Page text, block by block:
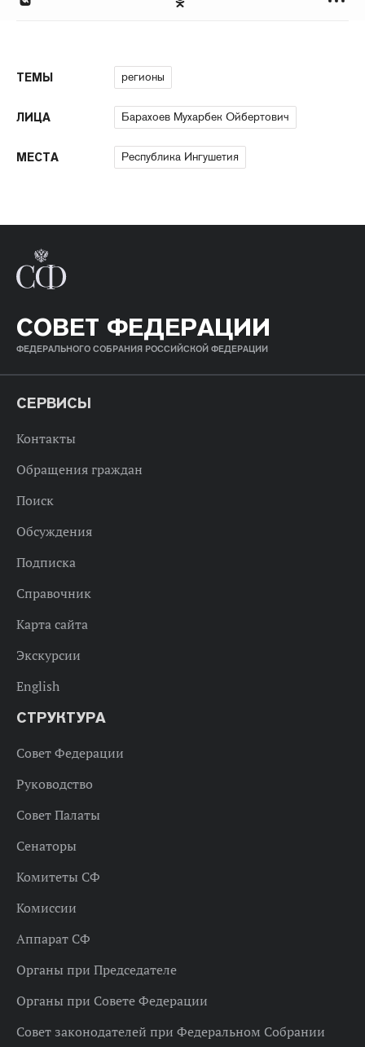
ТЕМЫ регионы
ЛИЦА Барахоев Мухарбек Ойбертович
МЕСТА Республика Ингушетия
СОВЕТ ФЕДЕРАЦИИ
ФЕДЕРАЛЬНОГО СОБРАНИЯ РОССИЙСКОЙ ФЕДЕРАЦИИ
СЕРВИСЫ
Контакты
Обращения граждан
Поиск
Обсуждения
Подписка
Справочник
Карта сайта
Экскурсии
English
СТРУКТУРА
Совет Федерации
Руководство
Совет Палаты
Сенаторы
Комитеты СФ
Комиссии
Аппарат СФ
Органы при Председателе
Органы при Совете Федерации
Совет законодателей при Федеральном Собрании